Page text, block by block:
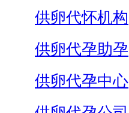
供卵代怀机构
供卵代孕助孕
供卵代孕中心